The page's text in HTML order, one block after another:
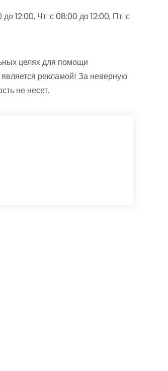
12:00, Чт: с 08:00 до 12:00, Пт: с
целях для помощи
рекламой! За неверную
не несет.